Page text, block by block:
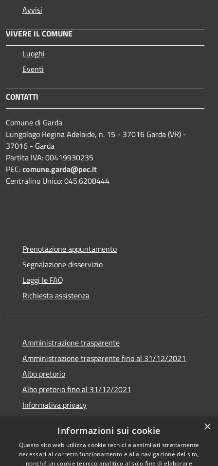
Avvisi
VIVERE IL COMUNE
Luoghi
Eventi
CONTATTI
Comune di Garda
Lungolago Regina Adelaide, n. 15 - 37016 Garda (VR) -
37016 - Garda
Partita IVA: 00419930235
PEC:comune.garda@pec.it
Centralino Unico: 045.6208444
Prenotazione appuntamento
Segnalazione disservizio
Leggi le FAQ
Richiesta assistenza
Amministrazione trasparente
Amministrazione trasparente fino al 31/12/2021
Albo pretorio
Albo pretorio fino al 31/12/2021
Informativa privacy
Dichiarazione di accessibilità
×
Informazioni sui cookie
Questo sito web utilizza cookie tecnici e assimilati strettamente
necessari al corretto funzionamento e alla navigazione del sito,
nonché un cookie tecnico analitico al solo fine di elaborare